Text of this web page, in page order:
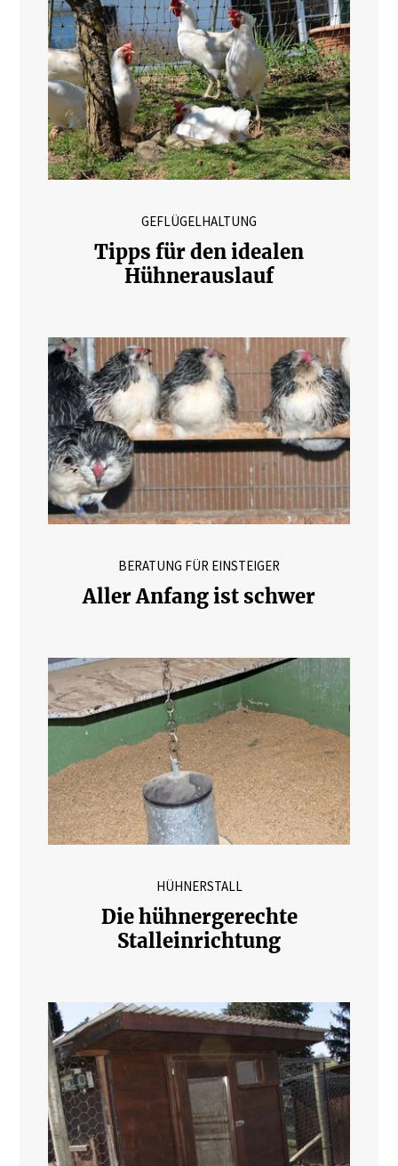
GEFLÜGELHALTUNG
Tipps für den idealen
Hühnerauslauf
BERATUNG FÜR EINSTEIGER
Aller Anfang ist schwer
HÜHNERSTALL
Die hühnergerechte
Stalleinrichtung